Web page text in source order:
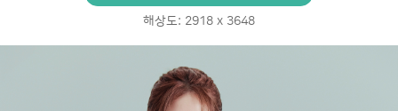
해상도: 2918 x 3648